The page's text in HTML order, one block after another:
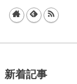
新着記事